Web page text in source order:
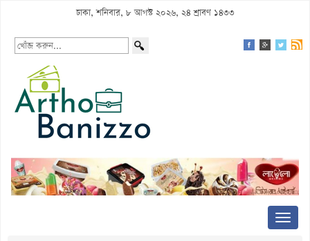
ঢাকা, শনিবার, ৮ আগস্ট ২০২৬, ২৪ শ্রাবণ ১৪৩৩